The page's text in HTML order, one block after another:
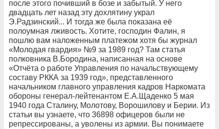
после этого почивший в бозе и забытый. У него
двадцать лет назад эту дохлятину украл
Э.Радзинский... И тогда же была показана её
полоумная лживость. Хотите, господин Фалин, я
пошлю вам наложенным платежом хотя бы журнал
«Молодая гвардия» №9 за 1989 год? Там статья
полковника В.Бородина, написанная на основе
«Отчёта о работе Управления по начальствующему
составу РККА за 1939 год», представленного
начальником главного управления кадров Наркомата
обороны генерал-лейтенантом Е.А.Щаденко 5 мая
1940 года Сталину, Молотову, Ворошилову и Берии. Из
статьи вы узнаете, что 36898 офицеров были не
репрессированы, а уволены из армии. Вы понимаете